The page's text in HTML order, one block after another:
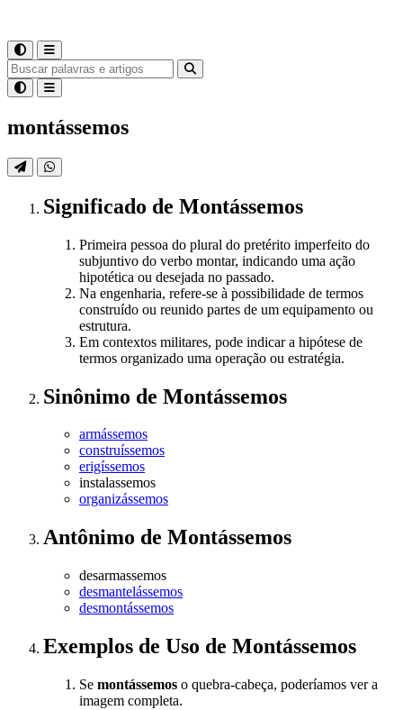
montássemos
Significado de Montássemos
Primeira pessoa do plural do pretérito imperfeito do
subjuntivo do verbo montar, indicando uma ação
hipotética ou desejada no passado.
Na engenharia, refere-se à possibilidade de termos
construído ou reunido partes de um equipamento ou
estrutura.
Em contextos militares, pode indicar a hipótese de
termos organizado uma operação ou estratégia.
Sinônimo de Montássemos
armássemos
construíssemos
erigíssemos
instalassemos
organizássemos
Antônimo de Montássemos
desarmassemos
desmantelássemos
desmontássemos
Exemplos de Uso de Montássemos
Se montássemos o quebra-cabeça, poderíamos ver a
imagem completa.